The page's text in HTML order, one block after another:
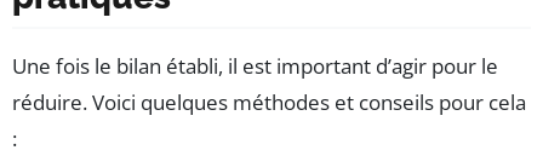
Une fois le bilan établi, il est important d’agir pour le
réduire. Voici quelques méthodes et conseils pour cela
: